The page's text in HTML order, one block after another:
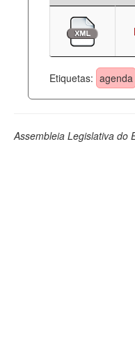
Administração
Legislação
Perguntas frequentes
Etiquetas: agenda
Assembleia Legislativa do